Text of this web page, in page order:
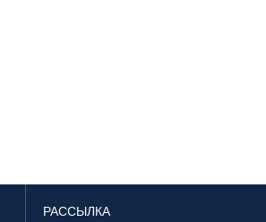
РАССЫЛКА